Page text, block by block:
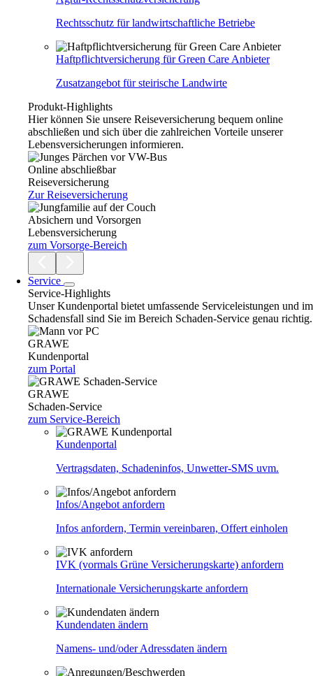
Rechtsschutz für landwirtschaftliche Betriebe
Haftpflichtversicherung für Green Care Anbieter
Zusatzangebot für steirische Landwirte
Produkt-Highlights
Hier können Sie unsere Reiseversicherung bequem online
abschließen und sich über die zahlreichen Vorteile unserer
Lebensversicherungen informieren.
Online abschließbar
Reiseversicherung
Zur Reiseversicherung
Absichern und Vorsorgen
Lebensversicherung
zum Vorsorge-Bereich
Service
Service-Highlights
Unser Kundenportal bietet umfassende Serviceleistungen und im
Schadensfall sind Sie im Bereich Schaden-Service genau richtig.
GRAWE
Kundenportal
zum Portal
GRAWE
Schaden-Service
zum Service-Bereich
Kundenportal
Vertragsdaten, Schadeninfos, Unwetter-SMS uvm.
Infos/Angebot anfordern
Infos anfordern, Termin vereinbaren, Offert einholen
IVK (vormals Grüne Versicherungskarte) anfordern
Internationale Versicherungskarte anfordern
Kundendaten ändern
Namens- und/oder Adressdaten ändern